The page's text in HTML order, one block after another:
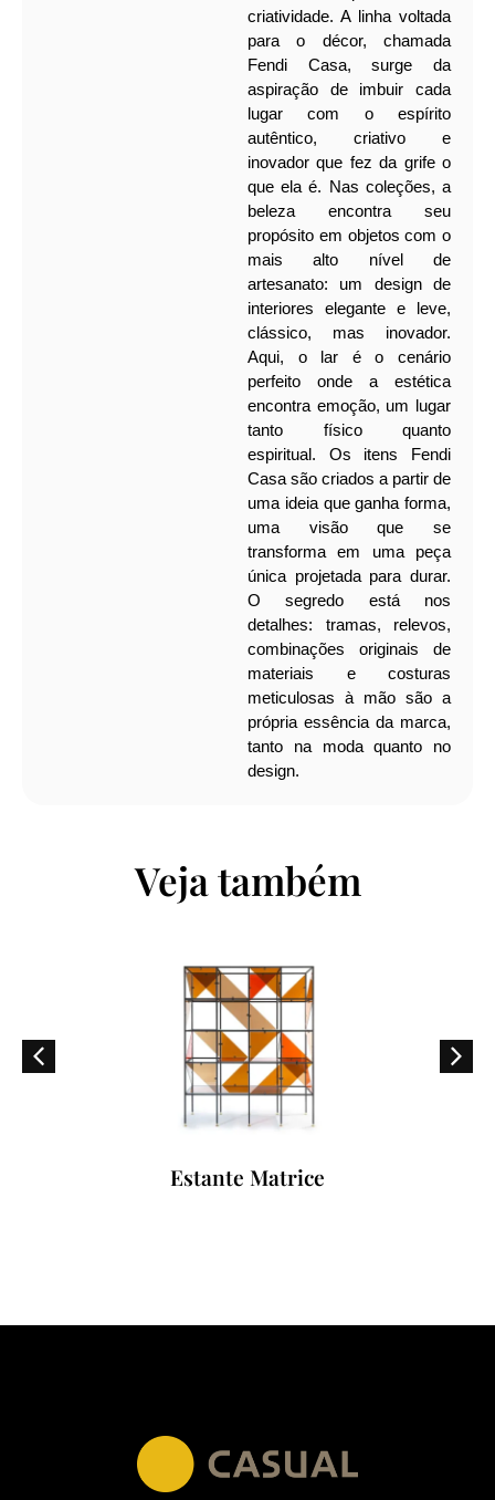
criatividade. A linha voltada
para o décor, chamada
Fendi Casa, surge da
aspiração de imbuir cada
lugar com o espírito
autêntico, criativo e
inovador que fez da grife o
que ela é. Nas coleções, a
beleza encontra seu
propósito em objetos com o
mais alto nível de
artesanato: um design de
interiores elegante e leve,
clássico, mas inovador.
Aqui, o lar é o cenário
perfeito onde a estética
encontra emoção, um lugar
tanto físico quanto
espiritual.
Os itens Fendi
Casa são criados a partir de
uma ideia que ganha forma,
uma visão que se
transforma em uma peça
única projetada para durar.
O segredo está nos
detalhes: tramas, relevos,
combinações originais de
materiais e costuras
meticulosas à mão são a
própria essência da marca,
tanto na moda quanto no
design.
Veja também
Estante Matrice